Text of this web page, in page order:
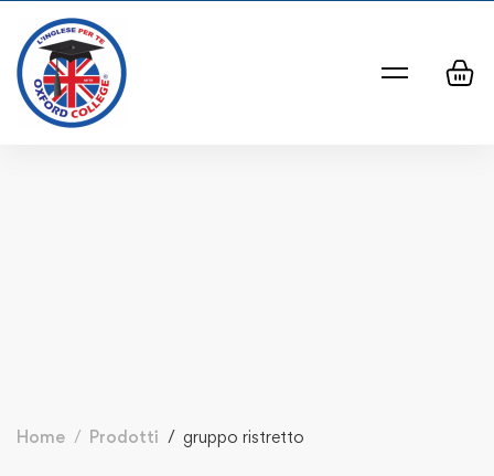
Home Prodotti gruppo ristretto